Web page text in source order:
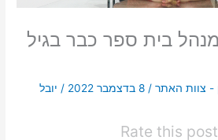
מנהל בית ספר כבר בגיל
- צוות האתר/8 בדצמבר 2022 / יובל
Rate this post